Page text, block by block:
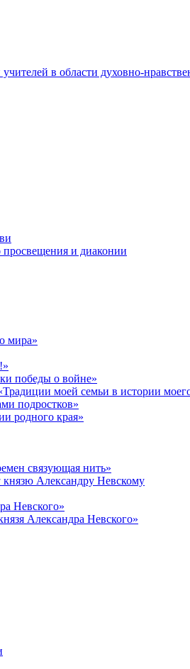
в области духовно-
и диаконии
мира»
победы о войне»
моей семьи в истории
подростков»
родного края»
связующая нить»
Александру Невскому
Невского»
Александра Невского»